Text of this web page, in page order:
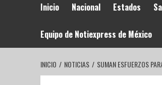
Inicio Nacional Estados
Equipo de Notiexpress de México
INICIO NOTICIAS SUMAN ESFUERZOS